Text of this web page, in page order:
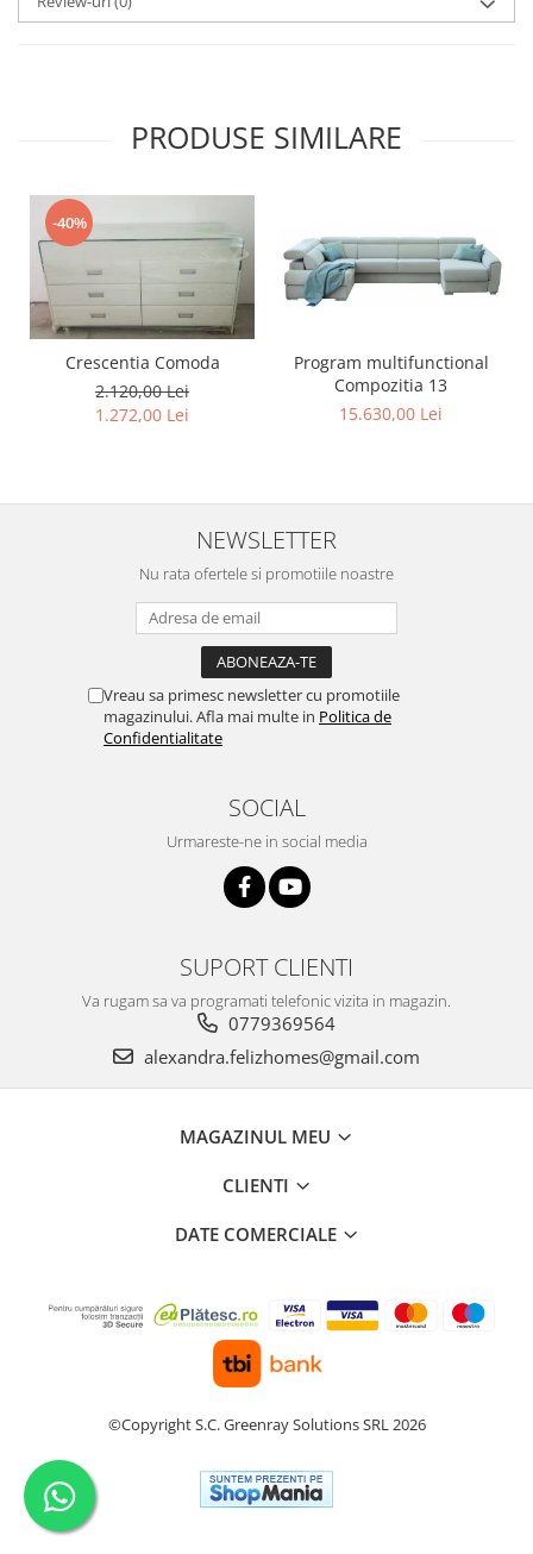
PRODUSE SIMILARE
-40%
Crescentia Comoda
2.120,00 Lei
1.272,00 Lei
Program multifunctional
Compozitia 13
15.630,00 Lei
NEWSLETTER
Nu rata ofertele si promotiile noastre
Vreau sa primesc newsletter cu promotiile
magazinului. Afla mai multe in Politica de
Confidentialitate
SOCIAL
Urmareste-ne in social media
SUPORT CLIENTI
Va rugam sa va programati telefonic vizita in magazin.
0779369564
alexandra.felizhomes@gmail.com
MAGAZINUL MEU
CLIENTI
DATE COMERCIALE
©Copyright S.C. Greenray Solutions SRL 2026